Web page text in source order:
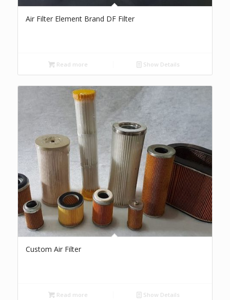
Air Filter Element Brand DF Filter
Read more Show Details
Custom Air Filter
Read more Show Details